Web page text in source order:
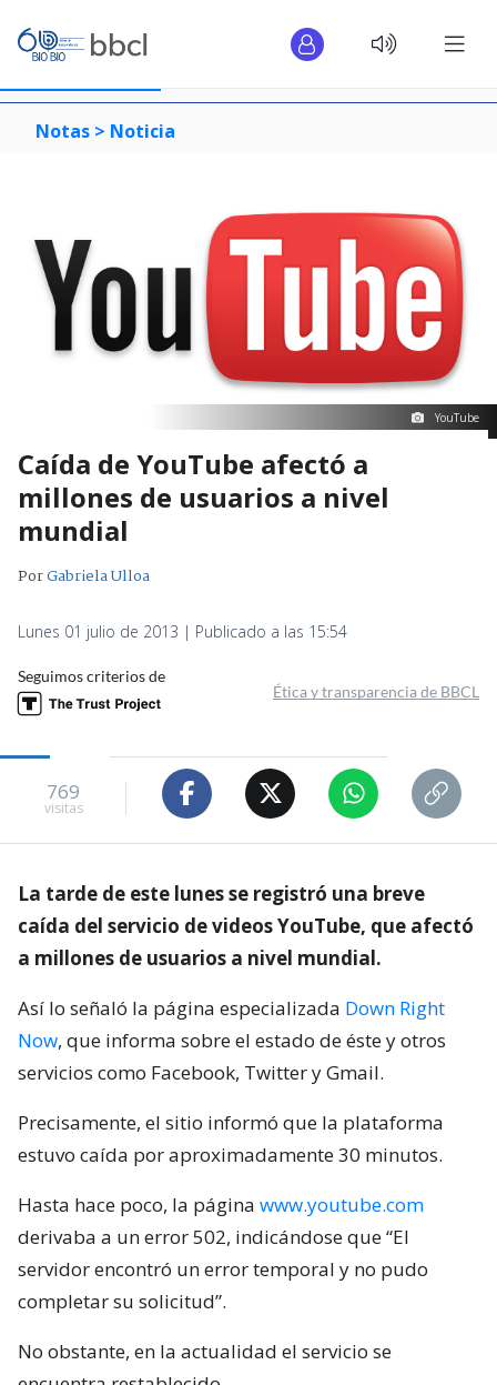
Notas > Noticia
YouTube
Caída de YouTube afectó a
millones de usuarios a nivel
mundial
PorGabriela Ulloa
Lunes 01 julio de 2013 | Publicado a las 15:54
Seguimos criterios de
Ética y transparencia de BBCL
769
visitas
La tarde de este lunes se registró una breve
caída del servicio de videos YouTube, que afectó
a millones de usuarios a nivel mundial.
Así lo señaló la página especializada Down Right
Now, que informa sobre el estado de éste y otros
servicios como Facebook, Twitter y Gmail.
Precisamente, el sitio informó que la plataforma
estuvo caída por aproximadamente 30 minutos.
Hasta hace poco, la página www.youtube.com
derivaba a un error 502, indicándose que “El
servidor encontró un error temporal y no pudo
completar su solicitud”.
No obstante, en la actualidad el servicio se